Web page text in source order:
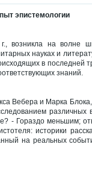
эпистемологии
возникла на волне
науках и
в последней
знаний.
Вебера и Марка
различных
- Гораздо меньшим;
историки
на реальных